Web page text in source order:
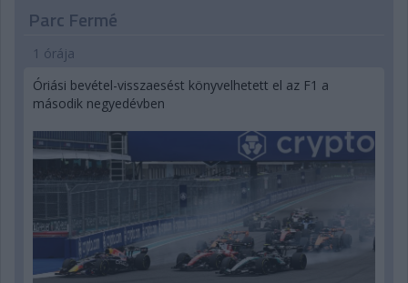
Parc Fermé
1 órája
Óriási bevétel-visszaesést könyvelhetett el az F1 a
második negyedévben